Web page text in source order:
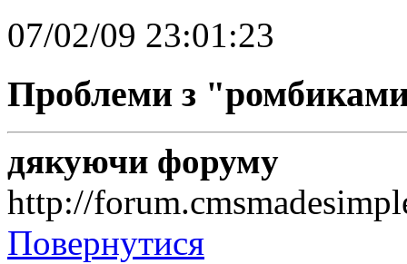
07/02/09 23:01:23
Проблеми з
дякуючи форуму
http://
Повернутися